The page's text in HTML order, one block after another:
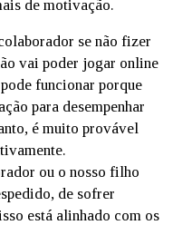
de motivação.
se não fizer
vai poder jogar online
funcionar porque
para desempenhar
é muito provável
ou o nosso filho
de sofrer
está alinhado com os